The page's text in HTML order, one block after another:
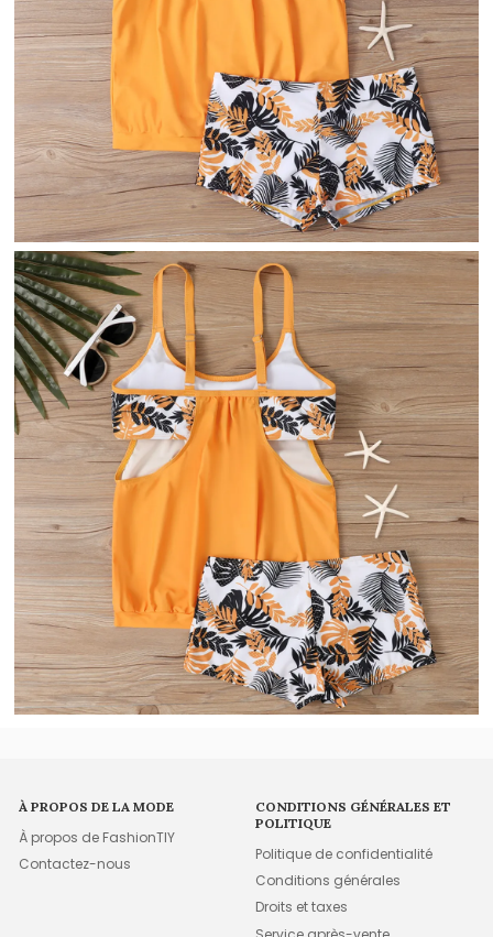
À PROPOS DE LA MODE
À propos de FashionTIY
Contactez-nous
CONDITIONS GÉNÉRALES ET
POLITIQUE
Politique de confidentialité
Conditions générales
Droits et taxes